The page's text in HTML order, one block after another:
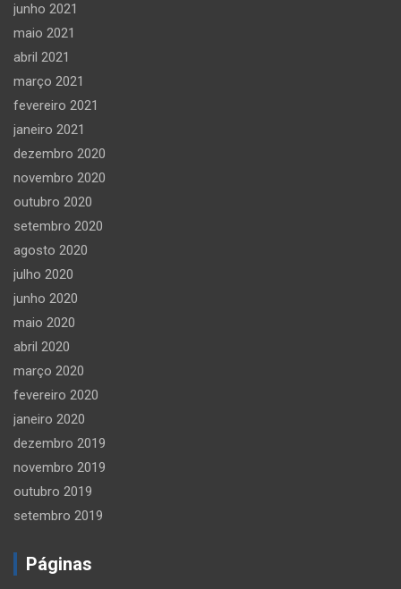
junho 2021
maio 2021
abril 2021
março 2021
fevereiro 2021
janeiro 2021
dezembro 2020
novembro 2020
outubro 2020
setembro 2020
agosto 2020
julho 2020
junho 2020
maio 2020
abril 2020
março 2020
fevereiro 2020
janeiro 2020
dezembro 2019
novembro 2019
outubro 2019
setembro 2019
Páginas